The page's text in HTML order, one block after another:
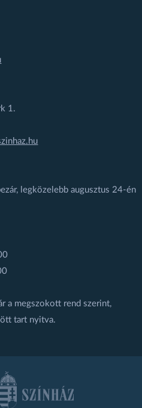
1.
legközelebb augusztus 24-én
a megszokott rend szerint,
tart nyitva.